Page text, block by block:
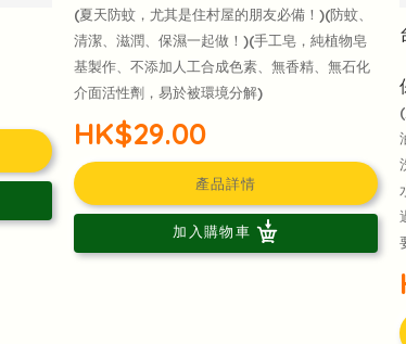
(夏天防蚊，尤其是住村屋的朋友必備！)(防蚊、
清潔、滋潤、保濕一起做！)(手工皂，純植物皂
基製作、不添加人工合成色素、無香精、無石化
介面活性劑，易於被環境分解)
HK$29.00
產品詳情
加入購物車